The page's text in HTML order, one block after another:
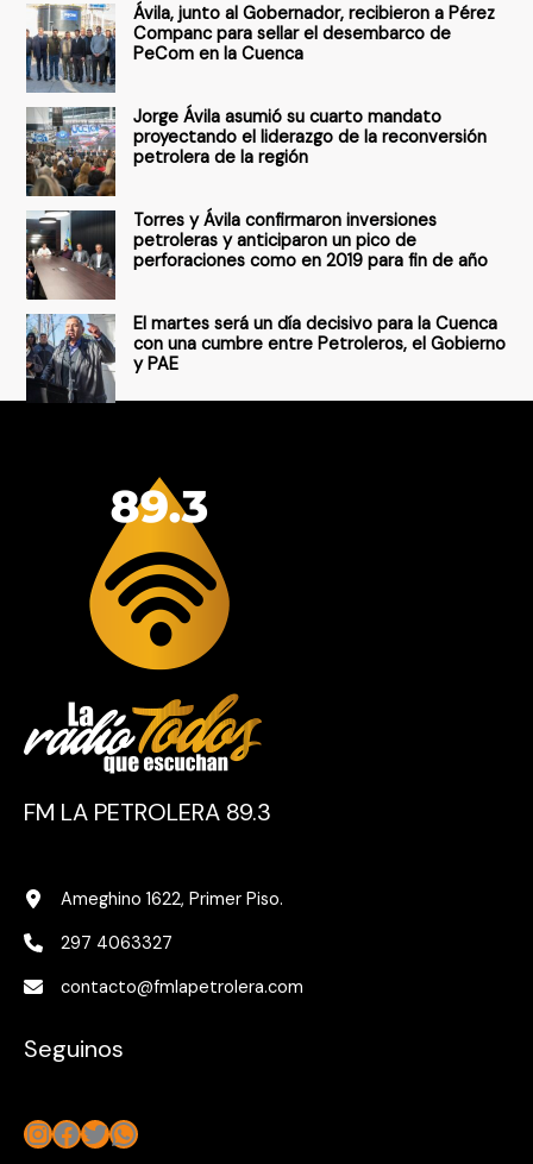
o
r
:
Ávila, junto al Gobernador, recibieron a Pérez
Companc para sellar el desembarco de
PeCom en la Cuenca
Jorge Ávila asumió su cuarto mandato
proyectando el liderazgo de la reconversión
petrolera de la región
Torres y Ávila confirmaron inversiones
petroleras y anticiparon un pico de
perforaciones como en 2019 para fin de año
El martes será un día decisivo para la Cuenca
con una cumbre entre Petroleros, el Gobierno
y PAE
FM LA PETROLERA 89.3
Ameghino 1622, Primer Piso.
297 4063327
contacto@fmlapetrolera.com
Seguinos
Instagram
Facebook
Twitter
WhatsApp